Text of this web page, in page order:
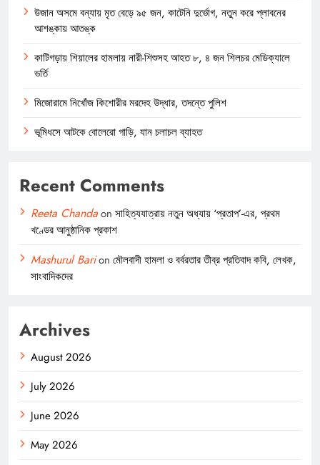
উজান অসমে বন্যায় মৃত বেড়ে ৯৫ জন, কাটেনি দুর্ভোগ, নতুন করে প্লাবনের
আশঙ্কায় আতঙ্ক
কাটিগড়ায় শিয়ালের হামলায় নারী-শিশুসহ আহত ৮, ৪ জন শিলচর মেডিক্যালে
ভর্তি
মিজোরামে নিখোঁজ কিশোরীর মরদেহ উদ্ধার, তদন্তে পুলিশ
ভূমিধসে আটকে বোলেরো গাড়ি, যান চলাচল ব্যাহত
Recent Comments
Reeta Chandaon সাহিত্যযাত্রায় নতুন অধ্যায় ‘প্রতাপ’-এর, প্রথম
খণ্ডের আনুষ্ঠানিক প্রকাশ
Mashurul Barion মৌলবাদী হামলা ও বর্বরতার তীব্র প্রতিবাদ কবি, লেখক,
সাংবাদিকদের
Archives
August 2026
July 2026
June 2026
May 2026